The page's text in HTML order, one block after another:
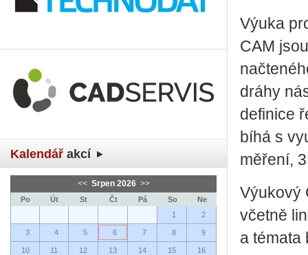
Kalendář akcí
<< Srpen 2026 >>
Po Út St Čt Pá So
Ne
1
2
3 4 5 6 7 8 9
10 11 12 13 14 15 16
Výuka
CAM
dráhy
de­fi­ni­ce
bí­há s
mě­ře­ní,
Vý­u­ko­vý
včet­ně
a té­ma­ta